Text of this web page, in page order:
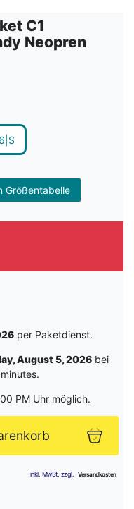
C1
Neopren
Größentabelle
per Paketdienst.
August 5, 2026 bei
.
PM Uhr möglich.